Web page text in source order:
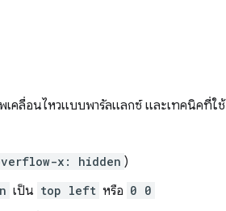
พเคลื่อนไหวแบบพารัลแลกซ์ และเทคนิคที่ใช้
x: hidden )
เป็น top left หรือ 0 0